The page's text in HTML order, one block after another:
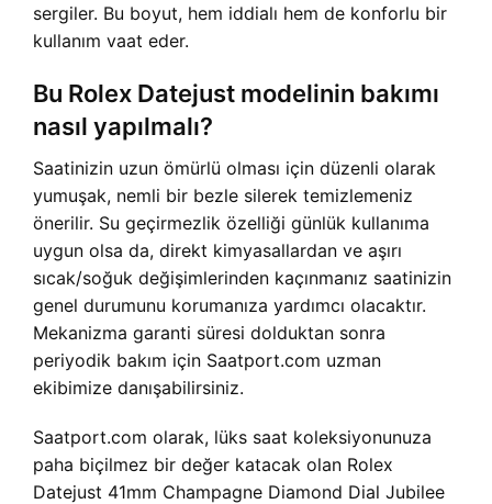
sergiler. Bu boyut, hem iddialı hem de konforlu bir
kullanım vaat eder.
Bu Rolex Datejust modelinin bakımı
nasıl yapılmalı?
Saatinizin uzun ömürlü olması için düzenli olarak
yumuşak, nemli bir bezle silerek temizlemeniz
önerilir. Su geçirmezlik özelliği günlük kullanıma
uygun olsa da, direkt kimyasallardan ve aşırı
sıcak/soğuk değişimlerinden kaçınmanız saatinizin
genel durumunu korumanıza yardımcı olacaktır.
Mekanizma garanti süresi dolduktan sonra
periyodik bakım için Saatport.com uzman
ekibimize danışabilirsiniz.
Saatport.com olarak, lüks saat koleksiyonunuza
paha biçilmez bir değer katacak olan Rolex
Datejust 41mm Champagne Diamond Dial Jubilee